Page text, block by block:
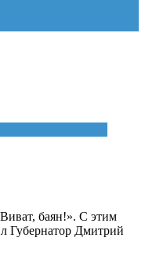
баян!». С этим
Губернатор Дмитрий